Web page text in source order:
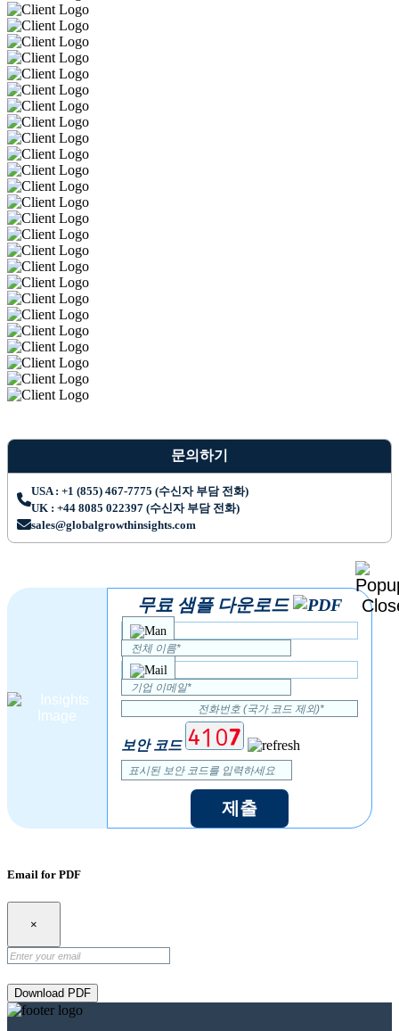
문의하기
USA : +1 (855) 467-7775 (수신자 부담 전화)
UK : +44 8085 022397 (수신자 부담 전화)
sales@globalgrowthinsights.com
무료 샘플 다운로드
보안 코드
제출
Email for PDF
×
Download PDF